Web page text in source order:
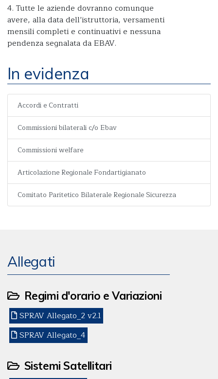
4. Tutte le aziende dovranno comunque
avere, alla data dell’istruttoria, versamenti
mensili completi e continuativi e nessuna
pendenza segnalata da EBAV.
In evidenza
Accordi e Contratti
Commissioni bilaterali c/o Ebav
Commissioni welfare
Articolazione Regionale Fondartigianato
Comitato Paritetico Bilaterale Regionale Sicurezza
Allegati
Regimi d'orario e Variazioni
SPRAV Allegato_2 v2.1
SPRAV Allegato_4
Sistemi Satellitari